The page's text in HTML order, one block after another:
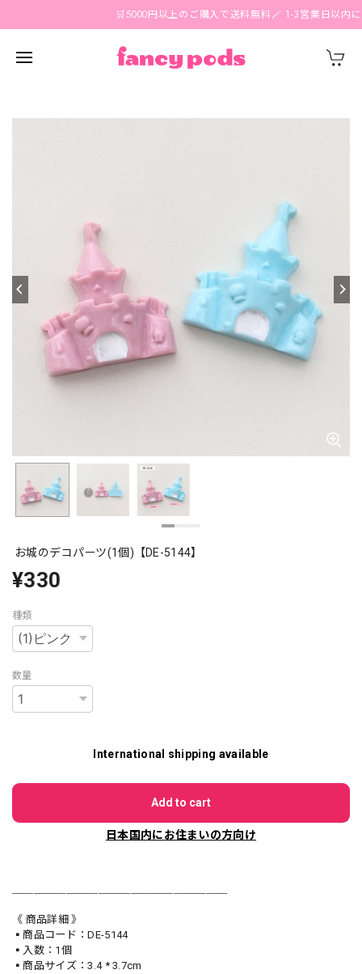
🛒5000円以上のご購入で送料無料🪄 1-3営業日以内に
お城のデコパーツ(1個)【DE-5144】
¥330
種類
数量
International shipping available
Add to cart
日本国内にお住まいの方向け
《 商品詳細 》
▪️商品コード：DE-5144
▪️入数：1個
▪️商品サイズ：3.4 * 3.7cm